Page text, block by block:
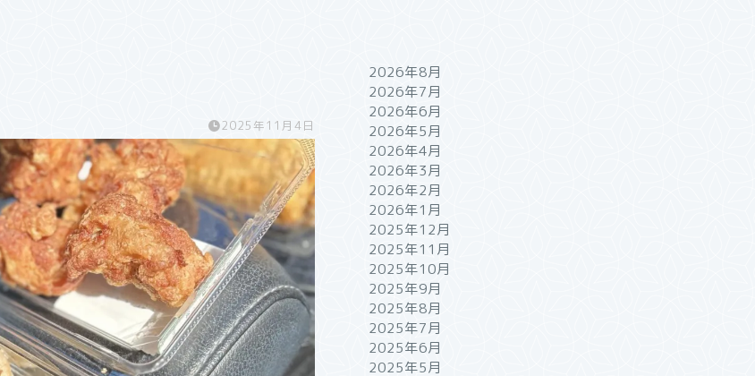
2025年11月4日
2026年8月
2026年7月
2026年6月
2026年5月
2026年4月
2026年3月
2026年2月
2026年1月
2025年12月
2025年11月
2025年10月
2025年9月
2025年8月
2025年7月
2025年6月
2025年5月